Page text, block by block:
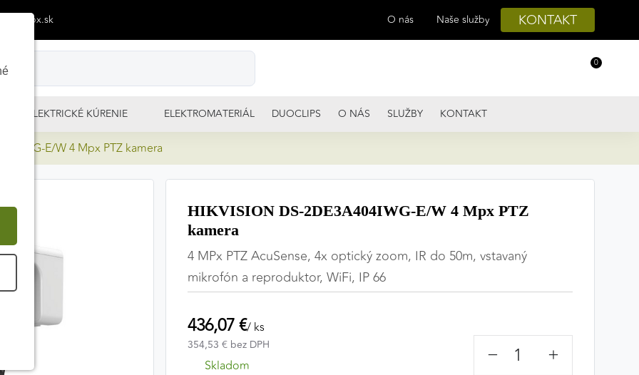
O nás Naše služby KONTAKT
0
ELEKTRICKÉ KÚRENIE ELEKTROMATERIÁL DUOCLIPS O NÁS SLUŽBY KONTAKT
E/W 4 Mpx PTZ kamera
HIKVISION DS-2DE3A404IWG-E/W 4 Mpx PTZ
kamera
4 MPx PTZ AcuSense, 4x optický zoom, IR do 50m, vstavaný
mikrofón a reproduktor, WiFi, IP 66
436,07 €/ ks
354,53 € bez DPH
Skladom
− +